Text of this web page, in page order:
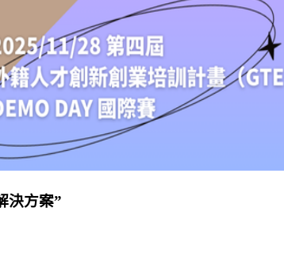
決方案”